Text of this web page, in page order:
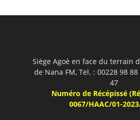
Siège Agoè en face du terrain
de Nana FM, Tel. : 00228 98
47
Numéro de Récépissé
0067/HAAC/01-